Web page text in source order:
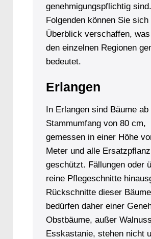
genehmigungspflichtig
Folgenden können Sie sich
Überblick verschaffen,
den einzelnen Regionen
bedeutet.
Erlangen
In Erlangen sind Bäume ab
Stammumfang von 80 cm,
gemessen in einer Höhe
Meter und alle
geschützt. Fällungen oder
reine Pflegeschnitte
Rückschnitte dieser Bäume
bedürfen daher einer
Obstbäume, außer
Esskastanie, stehen nicht